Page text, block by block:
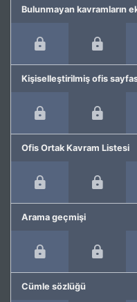
Bulunmayan kavramların
Kişiselleştirilmiş ofis
Ofis Ortak Kavram Listesi
Arama geçmişi
Cümle sözlüğü